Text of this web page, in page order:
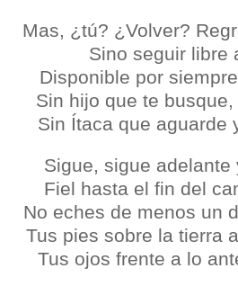
Mas, ¿tú? ¿Volver?
Sino seguir libre
Disponible por
Sin hijo que te
Sin Ítaca que aguarde
Sigue, sigue adelante
Fiel hasta el fin del
No eches de menos un
Tus pies sobre la tierra
Tus ojos frente a lo